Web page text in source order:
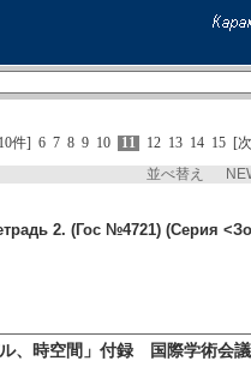
件] 6 7 8 9 10 11 12 13 14 15 [
並べ替え
2. (Гос №4721) (Серия
、時空間」付録 国際学術会